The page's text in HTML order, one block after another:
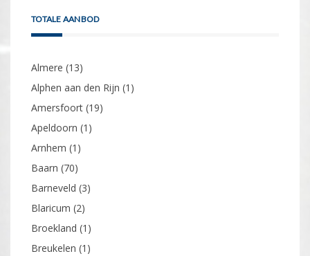
TOTALE AANBOD
Almere (13)
Alphen aan den Rijn (1)
Amersfoort (19)
Apeldoorn (1)
Arnhem (1)
Baarn (70)
Barneveld (3)
Blaricum (2)
Broekland (1)
Breukelen (1)